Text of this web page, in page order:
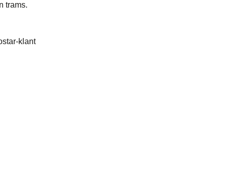
trams.
klant